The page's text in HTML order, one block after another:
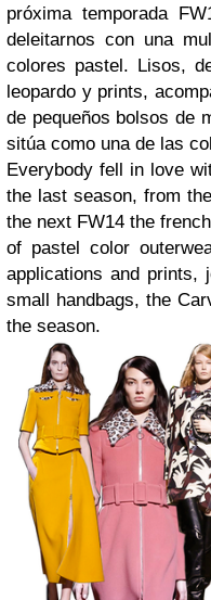
próxima temporada
deleitarnos con una
colores pastel. Lisos,
leopardo y prints,
de pequeños bolsos de
sitúa como una de las
Everybody fell in love
the last season, from
the next FW14 the
of pastel color
applications and prints,
small handbags, the
the season.